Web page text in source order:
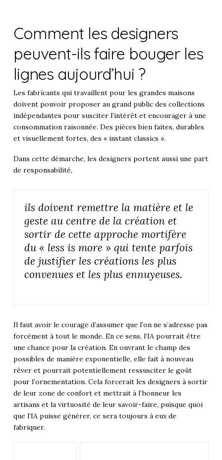
Comment les designers
peuvent-ils faire bouger les
lignes aujourd’hui ?
Les fabricants qui travaillent pour les grandes maisons
doivent pouvoir proposer au grand public des collections
indépendantes pour susciter l’intérêt et encourager à une
consommation raisonnée. Des pièces bien faites, durables
et visuellement fortes, des « instant classics ».
Dans cette démarche, les designers portent aussi une part
de responsabilité,
ils doivent remettre la matière et le
geste au centre de la création et
sortir de cette approche mortifère
du « less is more » qui tente parfois
de justifier les créations les plus
convenues et les plus ennuyeuses.
Il faut avoir le courage d’assumer que l’on ne s’adresse pas
forcément à tout le monde. En ce sens, l’IA pourrait être
une chance pour la création. En ouvrant le champ des
possibles de manière exponentielle, elle fait à nouveau
rêver et pourrait potentiellement ressusciter le goût
pour l’ornementation. Cela forcerait les designers à sortir
de leur zone de confort et mettrait à l’honneur les
artisans et la virtuosité de leur savoir-faire, puisque quoi
que l’IA puisse générer, ce sera toujours à eux de
fabriquer.